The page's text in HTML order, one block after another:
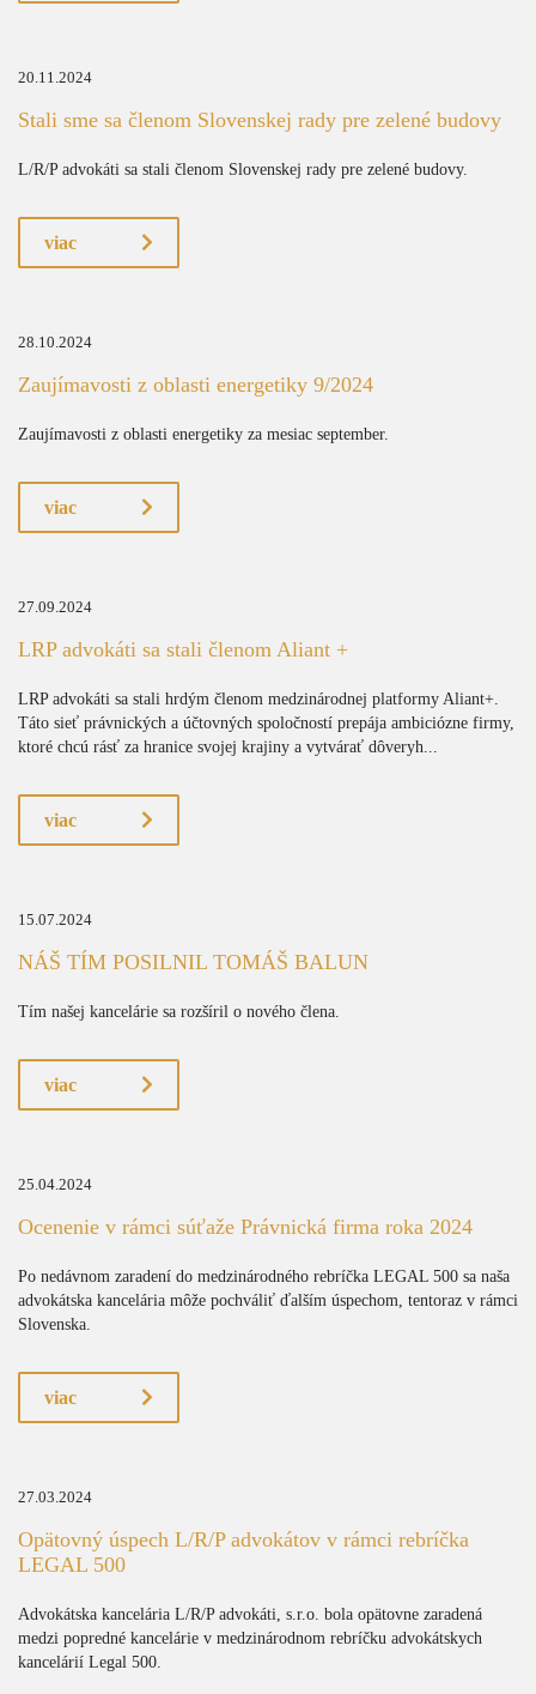
20.11.2024
Stali sme sa členom Slovenskej rady pre zelené budovy
L/R/P advokáti sa stali členom Slovenskej rady pre zelené budovy.
viac
28.10.2024
Zaujímavosti z oblasti energetiky 9/2024
Zaujímavosti z oblasti energetiky za mesiac september.
viac
27.09.2024
LRP advokáti sa stali členom Aliant +
LRP advokáti sa stali hrdým členom medzinárodnej platformy Aliant+.
Táto sieť právnických a účtovných spoločností prepája ambiciózne firmy,
ktoré chcú rásť za hranice svojej krajiny a vytvárať dôveryh...
viac
15.07.2024
NÁŠ TÍM POSILNIL TOMÁŠ BALUN
Tím našej kancelárie sa rozšíril o nového člena.
viac
25.04.2024
Ocenenie v rámci súťaže Právnická firma roka 2024
Po nedávnom zaradení do medzinárodného rebríčka LEGAL 500 sa naša
advokátska kancelária môže pochváliť ďalším úspechom, tentoraz v rámci
Slovenska.
viac
27.03.2024
Opätovný úspech L/R/P advokátov v rámci rebríčka
LEGAL 500
Advokátska kancelária L/R/P advokáti, s.r.o. bola opätovne zaradená
medzi popredné kancelárie v medzinárodnom rebríčku advokátskych
kancelárií Legal 500.